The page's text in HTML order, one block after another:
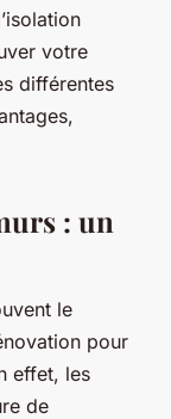
votre
différentes
: un
le
pour
effet, les
de